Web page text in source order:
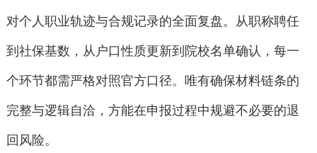
对个人职业轨迹与合规记录的全面复盘。从职称聘任
到社保基数，从户口性质更新到院校名单确认，每一
个环节都需严格对照官方口径。唯有确保材料链条的
完整与逻辑自洽，方能在申报过程中规避不必要的退
回风险。